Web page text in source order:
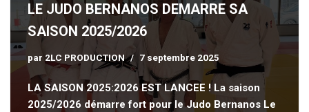
LE JUDO BERNANOS DEMARRE SA
SAISON 2025/2026
par 2LC PRODUCTION 7 septembre 2025
LA SAISON 2025:2026 EST LANCEE ! La saison
2025/2026 démarre fort pour le Judo Bernanos Le